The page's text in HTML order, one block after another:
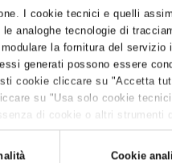
I cookie tecnici e quelli
analoghe tecnologie di
la fornitura del servizio
generati possono essere
cookie cliccare su "Accetta
su "Usa solo cookie
di cookie o altri strumenti
Cookie
ore 14.30 presso la sede del
materiali in Via Granarolo, 62, si
anionica per la sintesi e